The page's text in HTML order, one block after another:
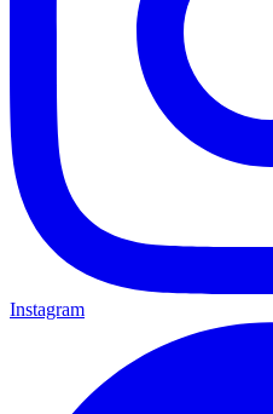
Instagram